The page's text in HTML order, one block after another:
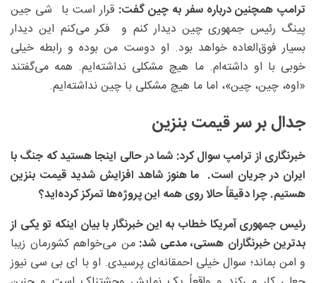
ترامپ همچنین درباره سفر به چین گفت: قرار است با شی جین
پینگ رئیس جمهوری چین دیدار کنم و فکر می‌کنم این دیدار
بسیار فوق‌العاده خواهد بود. او دوست من بوده و رابطه خیلی
خوبی با او داشته‌ام. ما هیچ مشکلی نداشته‌ایم. همه می‌گفتند
«اوه، چین، چین»، اما ما هیچ مشکلی با چین نداشته‌ایم.
جدال بر سر قیمت بنزین
خبرنگاری از ترامپ سوال کرد: شما در حالی اینجا هستید که جنگ با
ایران در جریان است. ما هنوز شاهد افزایش شدید قیمت بنزین
هستیم. چرا دقیقاً حالا روی همه این پروژه‌ها تمرکز کرده‌اید؟
رئیس جمهوری آمریکا خطاب به این خبرنگار با بیان اینکه تو یکی از
بدترین خبرنگاران هستی، مدعی شد:من می‌خواهم کشورمان زیبا
و امن بماند؛ سوال خیلی احمقانه‌ای پرسیدی. او با ای بی سی نیوز